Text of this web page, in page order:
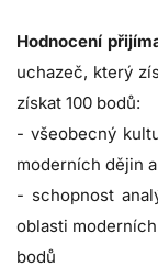
Hodnocení
uchazeč, který
získat 100 bodů:
- všeobecný
moderních dějin
- schopnost
oblasti
bodů